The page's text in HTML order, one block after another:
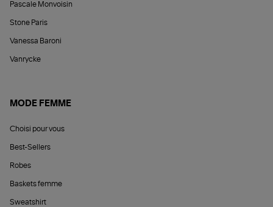
Pascale Monvoisin
Stone Paris
Vanessa Baroni
Vanrycke
MODE FEMME
Choisi pour vous
Best-Sellers
Robes
Baskets femme
Sweatshirt